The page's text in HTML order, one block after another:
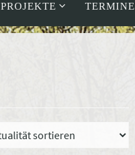
PROJEKTE TERMINE